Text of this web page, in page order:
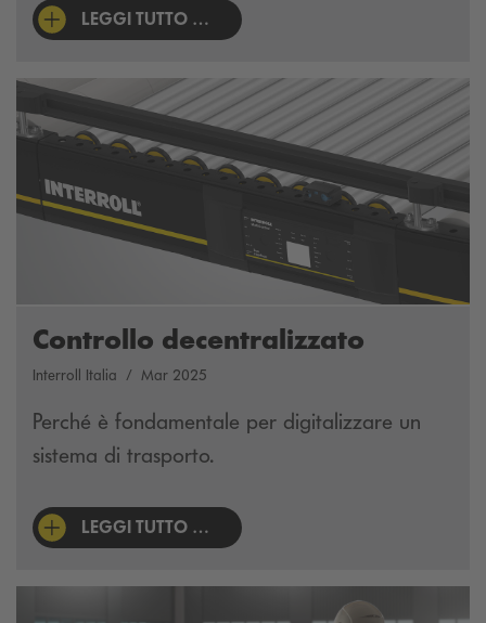
LEGGI TUTTO …
Controllo decentralizzato
Interroll Italia Mar 2025
Perché è fondamentale per digitalizzare un
sistema di trasporto.
LEGGI TUTTO …